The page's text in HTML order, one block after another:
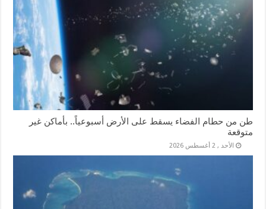
طن من حطام الفضاء يسقط على الأرض أسبوعياً.. بأماكن غير
متوقعة
الأحد , 2 أغسطس 2026